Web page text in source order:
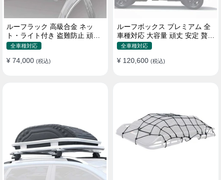
ルーフラック 高級合金 ネッ
ト・ライト付き 盗難防止 頑丈
安定 分離式 大容量 ベースキャ
全車種対応
¥ 74,000 (税込)
ルーフボックス プレミアム 全
車種対応 大容量 頑丈 安定 贅沢
使い心地 おしゃれ 多色 車用ラ
全車種対応
¥ 120,600 (税込)